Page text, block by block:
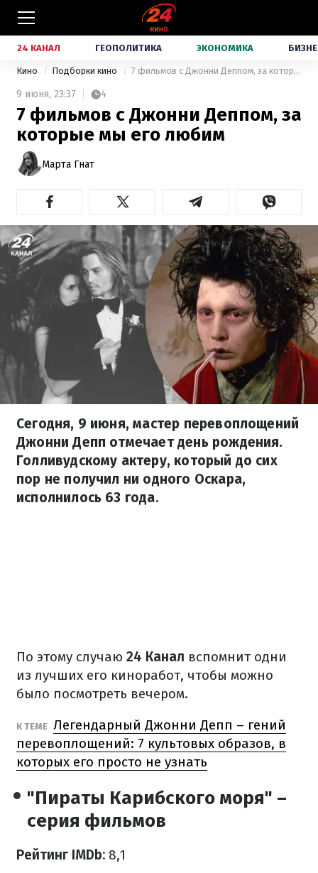
24 КАНАЛ ГЕОПОЛИТИКА ЭКОНОМИКА
Кино Подборки кино 7 фильмов с Джонни Деппом, за которые мы его любим
9 июня, 23:37 4
7 фильмов с Джонни Деппом, за
которые мы его любим
Марта Гнат
Сегодня, 9 июня, мастер перевоплощений
Джонни Депп отмечает день рождения.
Голливудскому актеру, который до сих
пор не получил ни одного Оскара,
исполнилось 63 года.
По этому случаю 24 Канал вспомнит одни
из лучших его киноработ, чтобы можно
было посмотреть вечером.
К ТЕМЕ Легендарный Джонни Депп – гений
перевоплощений: 7 культовых образов, в
которых его просто не узнать
"Пираты Карибского моря" –
серия фильмов
Рейтинг IMDb: 8,1